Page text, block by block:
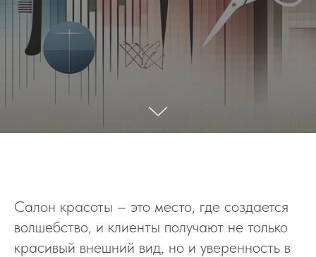
Салон красоты – это место, где создается
волшебство, и клиенты получают не только
красивый внешний вид, но и уверенность в